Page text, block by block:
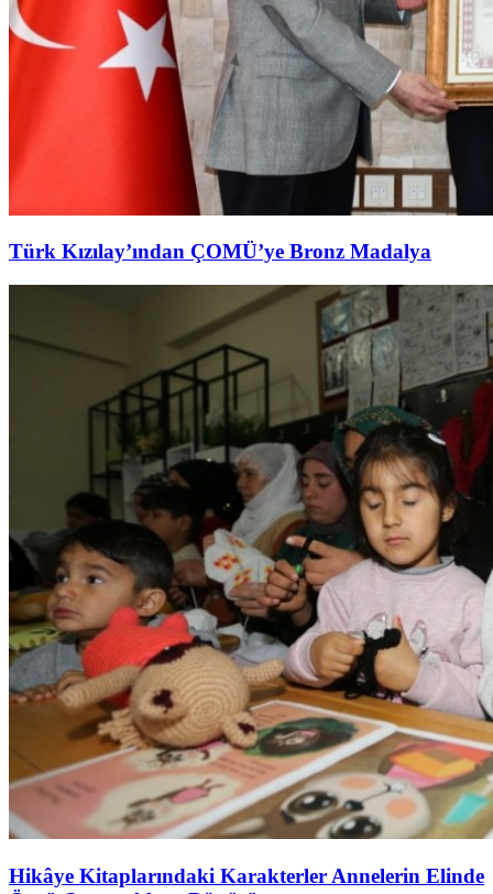
Türk Kızılay’ından ÇOMÜ’ye Bronz Madalya
Hikâye Kitaplarındaki Karakterler Annelerin Elinde